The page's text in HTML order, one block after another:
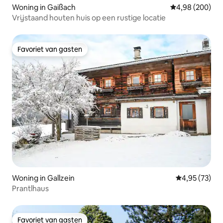
Woning in Gaißach Gemiddelde
4,98 (200)
Vrijstaand houten huis op een rustige locatie
Favoriet van gasten
Favoriet van gasten
Woning in Gallzein Gemiddelde
4,95 (73)
Prantlhaus
Favoriet van gasten